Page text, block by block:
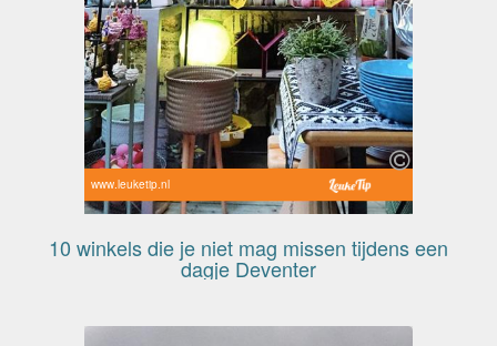
www.leuketip.nl
10 winkels die je niet mag missen tijdens een
dagje Deventer